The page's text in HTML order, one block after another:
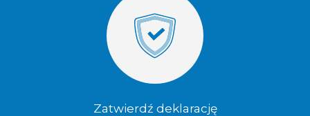
Zatwierdź deklarację